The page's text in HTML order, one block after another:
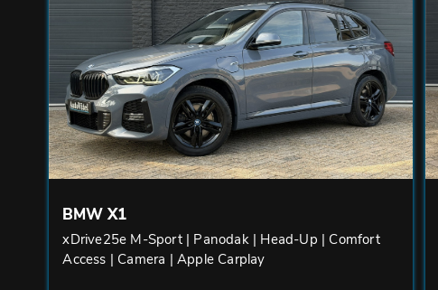
BMW X1
xDrive25e M-Sport | Panodak | Head-Up | Comfort
Access | Camera | Apple Carplay